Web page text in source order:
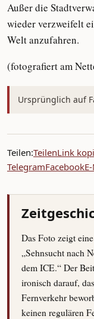
Außer die
wieder verzweifelt
Welt anzufahren.
(fotografiert am
Ursprünglich auf
Teilen:TeilenLink
TelegramFacebook
Das Foto zeigt
„Sehnsucht nach
dem ICE.“ Der
ironisch darauf,
Fernverkehr
keinen regulären